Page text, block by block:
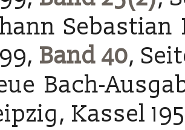
Sebastian
Band 40,
Bach-
Kassel